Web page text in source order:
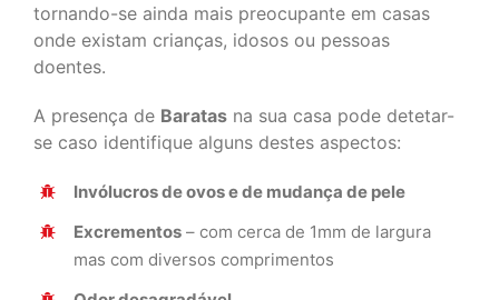
tornando-se ainda mais preocupante em casas
onde existam crianças, idosos ou pessoas
doentes.
A presença de Baratas na sua casa pode detetar-
se caso identifique alguns destes aspectos:
Invólucros de ovos e de mudança de pele
Excrementos – com cerca de 1mm de largura
mas com diversos comprimentos